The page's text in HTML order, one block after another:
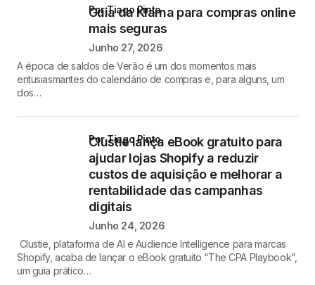
Guia da Klarna para compras online
mais seguras
por Tiago Pinto
Junho 27, 2026
A época de saldos de Verão é um dos momentos mais
entusiasmantes do calendário de compras e, para alguns, um
dos…
Clustie lança eBook gratuito para
ajudar lojas Shopify a reduzir
custos de aquisição e melhorar a
rentabilidade das campanhas
digitais
por Tiago Pinto
Junho 24, 2026
Clustie, plataforma de AI e Audience Intelligence para marcas
Shopify, acaba de lançar o eBook gratuito “The CPA Playbook”,
um guia prático…